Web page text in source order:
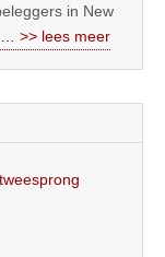
in New
… >> lees meer
een tweesprong